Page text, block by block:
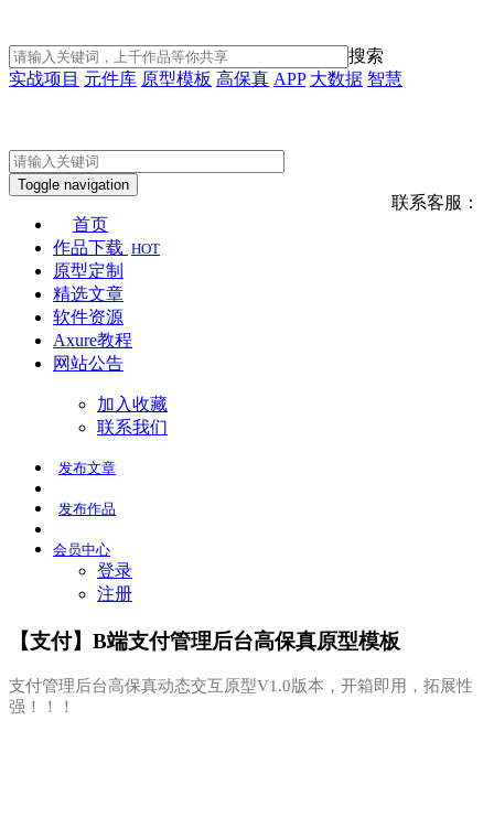
搜索
实战项目 元件库 原型模板 高保真 APP 大数据 智慧
联系客服：
Toggle navigation
首页
作品下载 HOT
原型定制
精选文章
软件资源
Axure教程
网站公告
加入收藏
联系我们
发布文章
发布作品
会员中心
登录
注册
【支付】B端支付管理后台高保真原型模板
支付管理后台高保真动态交互原型V1.0版本，开箱即用，拓展性
强！！！